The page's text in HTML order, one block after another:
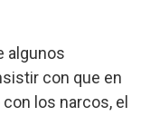
algunos
con que en
los narcos, el